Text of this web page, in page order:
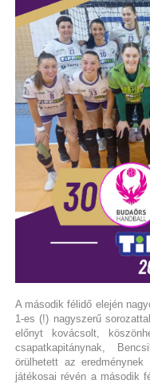
A második félidő elején
1-es (!) nagyszerű
előnyt kovácsolt,
csapatkapitánynak,
örülhetett az
játékosai révén a második